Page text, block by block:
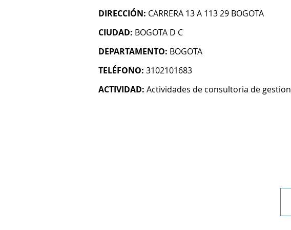
DIRECCIÓN: CARRERA 13 A 113 29 BOGOTA
CIUDAD: BOGOTA D C
DEPARTAMENTO: BOGOTA
TELÉFONO: 3102101683
ACTIVIDAD: Actividades de consultoria de gestion